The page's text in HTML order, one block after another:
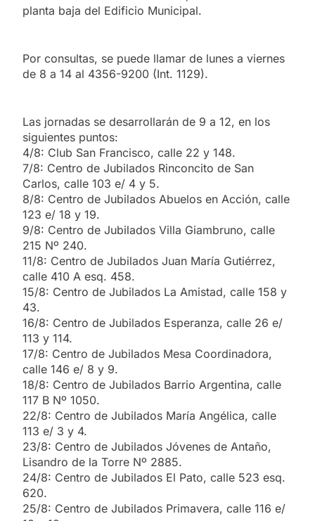
planta baja del Edificio Municipal.
Por consultas, se puede llamar de lunes a viernes
de 8 a 14 al 4356-9200 (Int. 1129).
Las jornadas se desarrollarán de 9 a 12, en los
siguientes puntos:
4/8: Club San Francisco, calle 22 y 148.
7/8: Centro de Jubilados Rinconcito de San
Carlos, calle 103 e/ 4 y 5.
8/8: Centro de Jubilados Abuelos en Acción, calle
123 e/ 18 y 19.
9/8: Centro de Jubilados Villa Giambruno, calle
215 Nº 240.
11/8: Centro de Jubilados Juan María Gutiérrez,
calle 410 A esq. 458.
15/8: Centro de Jubilados La Amistad, calle 158 y
43.
16/8: Centro de Jubilados Esperanza, calle 26 e/
113 y 114.
17/8: Centro de Jubilados Mesa Coordinadora,
calle 146 e/ 8 y 9.
18/8: Centro de Jubilados Barrio Argentina, calle
117 B Nº 1050.
22/8: Centro de Jubilados María Angélica, calle
113 e/ 3 y 4.
23/8: Centro de Jubilados Jóvenes de Antaño,
Lisandro de la Torre Nº 2885.
24/8: Centro de Jubilados El Pato, calle 523 esq.
620.
25/8: Centro de Jubilados Primavera, calle 116 e/